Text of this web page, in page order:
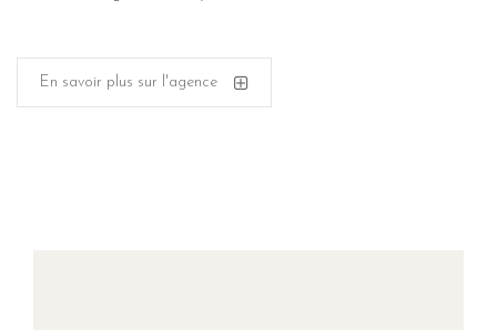
En savoir plus sur l'agence